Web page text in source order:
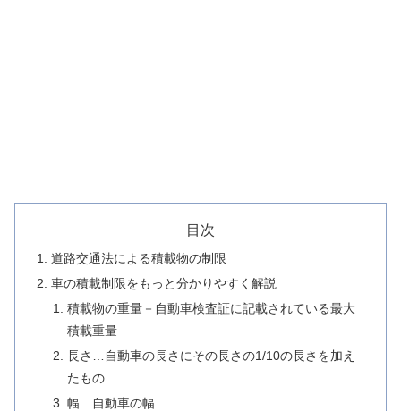
目次
道路交通法による積載物の制限
車の積載制限をもっと分かりやすく解説
積載物の重量－自動車検査証に記載されている最大
積載重量
長さ…自動車の長さにその長さの1/10の長さを加え
たもの
幅…自動車の幅